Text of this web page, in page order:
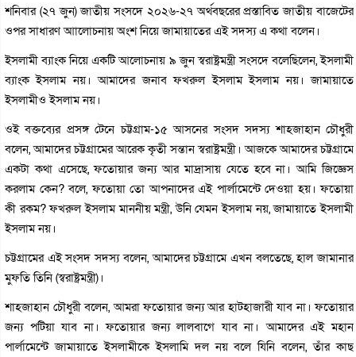
শনিবার (২৭ জুন) জাতীয় সংসদে ২০২৬-২৭ অর্থবছরের প্রস্তাবিত জাতীয় বাজেটের
ওপর সাধারণ আালোচনায় অংশ নিয়ে জামায়াতের এই সদস্য এ কথা বলেন।
ইসলামী ব্যাংক নিয়ে একটি আলোচনায় ৯ জুন স্বরাষ্ট্রমন্ত্রী সংসদে বলেছিলেন, ইসলামী
ব্যাংক ইসলাম নয়। আমাদের জনাব ফখরুল ইসলাম ইসলাম নয়। জামায়াতে
ইসলামীও ইসলাম নয়।
ওই বক্তব্যের প্রসঙ্গ টেনে চট্টগ্রাম-১৫ আসনের সংসদ সদস্য শাহজাহান চৌধুরী
বলেন, আমাদের চট্টগ্রামের আরেক কৃতী সন্তান স্বরাষ্ট্রমন্ত্রী। আজকে আমাদের চট্টগ্রামে
একটা কথা এসেছে, ফতোয়ার জন্য আর মাদ্রাসায় যেতে হবে না। আমি জিজ্ঞেস
করলাম কেন? বলে, ফতোয়া তো আপনাদের এই পার্লামেন্টে দেওয়া হয়। ফতোয়া
কী রকম? ফখরুল ইসলাম মাননীয় মন্ত্রী, উনি যেমন ইসলাম নয়, জামায়াতে ইসলামী
ইসলাম নয়।
চট্টগ্রামের এই সংসদ সদস্য বলেন, আমাদের চট্টগ্রামে এখন বলতেছে, হাল জামানার
মুফতি তিনি (স্বরাষ্ট্রমন্ত্রী)।
শাহজাহান চৌধুরী বলেন, আমরা ফতোয়ার জন্য আর হাটহাজারী যাব না। ফতোয়ার
জন্য পটিয়া যাব না। ফতোয়ার জন্য লালবাগে যাব না। আমাদের এই মহান
পার্লামেন্টে জামায়াতে ইসলামীকে ইসলামি দল নয় বলে যিনি বলেন, তাঁর কাছ